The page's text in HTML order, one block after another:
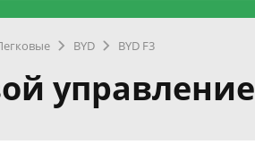
BYD BYD F3
управление